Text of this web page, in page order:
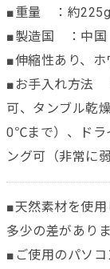
■重量 ：約225g
■製造国 ：中国
■伸縮性あり、
■お手入れ方法
可、タンブル乾
0℃まで）、ドラ
ング可（非常に
■天然素材を使
多少の差があり
■ご使用のパソ